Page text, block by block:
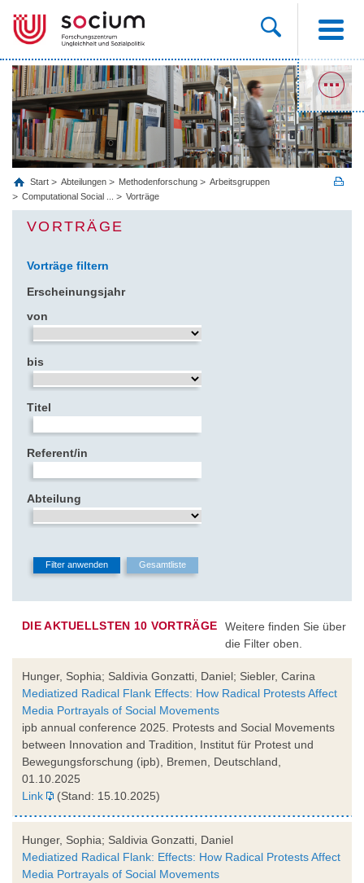
Start Abteilungen Methodenforschung
Arbeitsgruppen
Computational Social ...
Vorträge
VORTRÄGE
Vorträge filtern
Erscheinungsjahr
von
bis
Titel
Referent/in
Abteilung
DIE AKTUELLSTEN 10 VORTRÄGE
Weitere finden Sie über
die Filter oben.
Hunger, Sophia; Saldivia Gonzatti, Daniel; Siebler, Carina
Mediatized Radical Flank Effects: How Radical Protests Affect
Media Portrayals of Social Movements
ipb annual conference 2025. Protests and Social Movements
between Innovation and Tradition, Institut für Protest und
Bewegungsforschung (ipb), Bremen, Deutschland,
01.10.2025
Link
(Stand: 15.10.2025)
Hunger, Sophia; Saldivia Gonzatti, Daniel
Mediatized Radical Flank: Effects: How Radical Protests Affect
Media Portrayals of Social Movements